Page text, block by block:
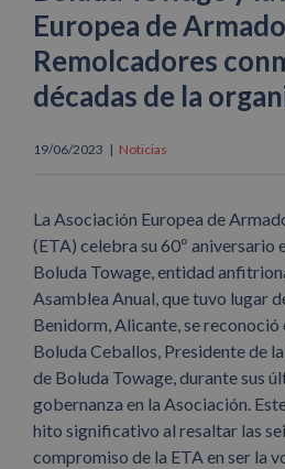
Europea de
Remolcadores
décadas de la
19/06/2023 | Noticias
La Asociación Europea de
(ETA) celebra su 60º aniversario
Boluda Towage, entidad
Asamblea Anual, que tuvo lugar
Benidorm, Alicante, se
Boluda Ceballos, Presidente de
de Boluda Towage, durante sus
gobernanza en la Asociación.
hito significativo al resaltar las
compromiso de la ETA en ser la